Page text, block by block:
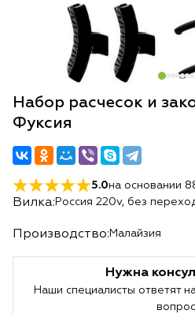
Набор расчесок и
Фуксия
5.0на основании
Вилка: Россия 220v, без
Производство: Малайзия
Нужна
Наши специалисты ответят
вопрос